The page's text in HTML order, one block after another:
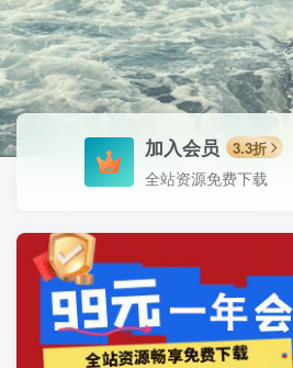
加入会员 3.3折
全站资源免费下载